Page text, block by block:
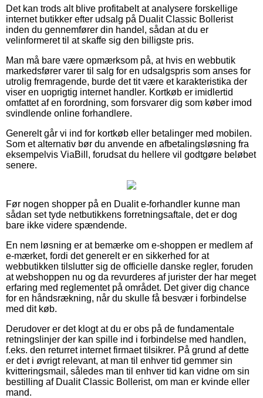
Det kan trods alt blive profitabelt at analysere forskellige
internet butikker efter udsalg på Dualit Classic Bollerist
inden du gennemfører din handel, sådan at du er
velinformeret til at skaffe sig den billigste pris.
Man må bare være opmærksom på, at hvis en webbutik
markedsfører varer til salg for en udsalgspris som anses for
utrolig fremragende, burde det tit være et karakteristika der
viser en uoprigtig internet handler. Kortkøb er imidlertid
omfattet af en forordning, som forsvarer dig som køber imod
svindlende online forhandlere.
Generelt går vi ind for kortkøb eller betalinger med mobilen.
Som et alternativ bør du anvende en afbetalingsløsning fra
eksempelvis ViaBill, forudsat du hellere vil godtgøre beløbet
senere.
Før nogen shopper på en Dualit e-forhandler kunne man
sådan set tyde netbutikkens forretningsaftale, det er dog
bare ikke videre spændende.
En nem løsning er at bemærke om e-shoppen er medlem af
e-mærket, fordi det generelt er en sikkerhed for at
webbutikken tilslutter sig de officielle danske regler, foruden
at webshoppen nu og da revurderes af jurister der har meget
erfaring med reglementet på området. Det giver dig chance
for en håndsrækning, når du skulle få besvær i forbindelse
med dit køb.
Derudover er det klogt at du er obs på de fundamentale
retningslinjer der kan spille ind i forbindelse med handlen,
f.eks. den returret internet firmaet tilsikrer. På grund af dette
er det i øvrigt relevant, at man til enhver tid gemmer sin
kvitteringsmail, således man til enhver tid kan vidne om sin
bestilling af Dualit Classic Bollerist, om man er kvinde eller
mand.